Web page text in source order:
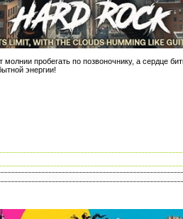
пробегать по позвоночнику, а
энергии!